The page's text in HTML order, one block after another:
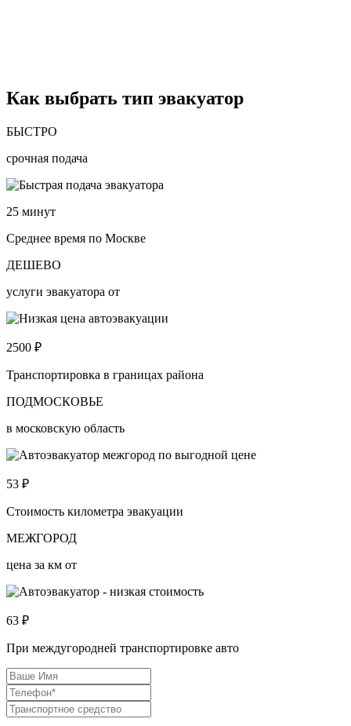
Как выбрать тип эвакуатор
БЫСТРО
срочная подача
25 минут
Среднее время по Москве
ДЕШЕВО
услуги эвакуатора от
2500 ₽
Транспортировка в границах района
ПОДМОСКОВЬЕ
в московскую область
53 ₽
Стоимость километра эвакуации
МЕЖГОРОД
цена за км от
63 ₽
При междугородней транспортировке авто